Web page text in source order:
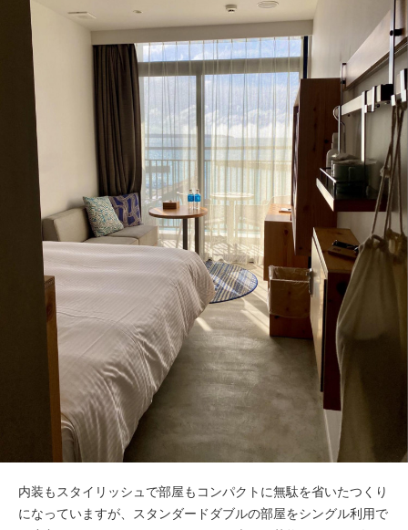
内装もスタイリッシュで部屋もコンパクトに無駄を省いたつくり
になっていますが、スタンダードダブルの部屋をシングル利用で